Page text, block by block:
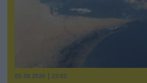
05.08.2026 | 22:02